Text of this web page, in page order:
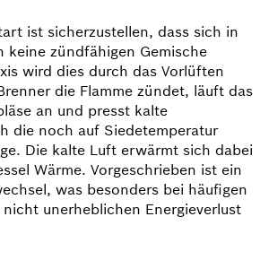
ist sicherzustellen, dass sich in
keine zündfähigen Gemische
wird dies durch das Vorlüften
die Flamme zündet, läuft das
an und presst kalte
die noch auf Siede­tem­pe­ra­tur
Die kalte Luft erwärmt sich dabei
Wärme. Vorgeschrieben ist ein
was besonders bei häufigen
unerheblichen Energieverlust